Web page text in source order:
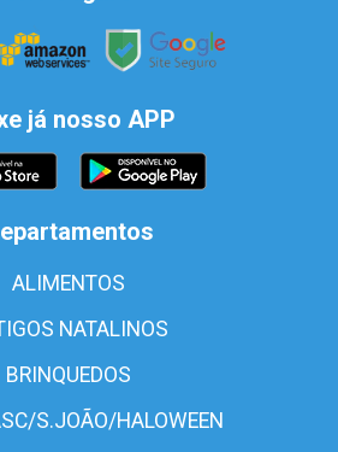
já nosso APP
ALIMENTOS
NATALINOS
BRINQUEDOS
S.JOÃO/HALOWEEN